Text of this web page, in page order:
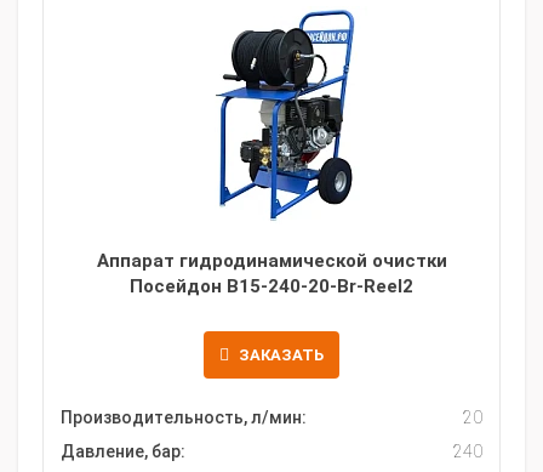
Аппарат гидродинамической очистки
Посейдон B15-240-20-Br-Reel2
ЗАКАЗАТЬ
Производительность, л/мин:
20
Давление, бар:
240